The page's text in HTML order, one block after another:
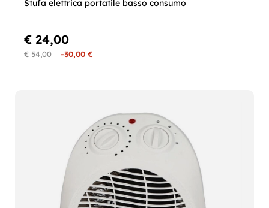
Stufa elettrica portatile basso consumo
€ 54,00 -30,00 €
€ 24,00